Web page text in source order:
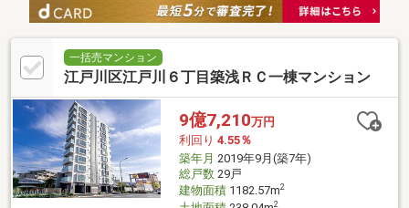
一括売マンション
江戸川区江戸川６丁目築浅ＲＣ一棟マンション
9億7,210万円
利回り 4.55％
築年月 2019年9月(築7年)
総戸数29戸
建物面積1182.57m2
2